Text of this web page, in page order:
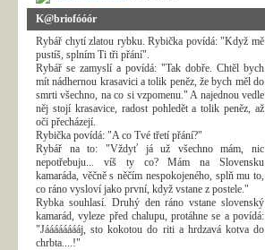
K@briofóóór
Rybář chytí zlatou rybku. Rybička povídá: "Když mě
pustíš, splním Ti tři přání".
Rybář se zamyslí a povídá: "Tak dobře. Chtěl bych
mít nádhernou krasavici a tolik peněz, že bych měl do
smrti všechno, na co si vzpomenu." A najednou vedle
něj stojí krasavice, radost pohledět a tolik peněz, až
oči přecházejí.
Rybička povídá: "A co Tvé třetí přání?"
Rybář na to: "Vždyť já už všechno mám, nic
nepotřebuju... víš ty co? Mám na Slovensku
kamaráda, věčně s něčím nespokojeného, splň mu to,
co ráno vysloví jako první, když vstane z postele."
Rybka souhlasí. Druhý den ráno vstane slovenský
kamarád, vyleze před chalupu, protáhne se a povídá:
"Jááááááááj, sto kokotou do riti a hrdzavá kotva do
chrbta....!"